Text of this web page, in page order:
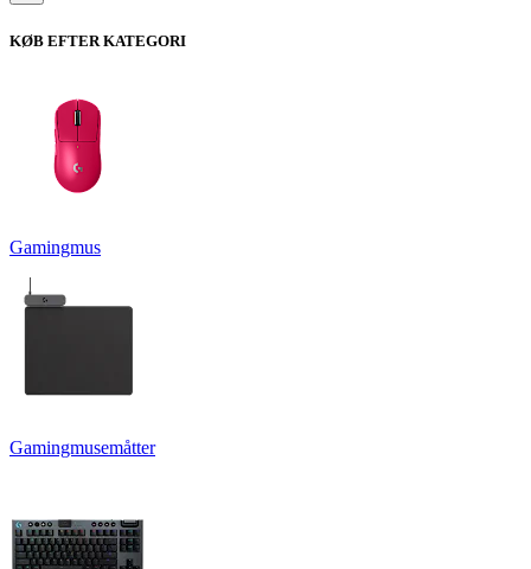
KØB EFTER KATEGORI
Gamingmus
Gamingmusemåtter